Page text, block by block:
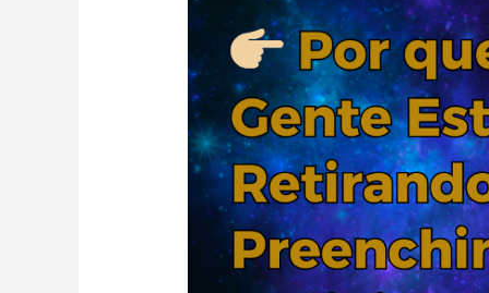
Tanta
Gente
Está
Retirando
os
Preenchimentos
Faciais?